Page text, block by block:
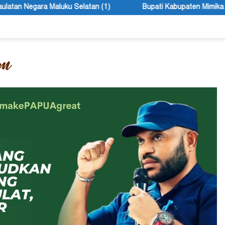
(1) Bupati Kabupaten Mimika John Rettob Sebut Seleksi